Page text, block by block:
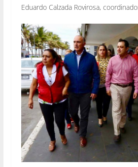
Eduardo Calzada Rovirosa,